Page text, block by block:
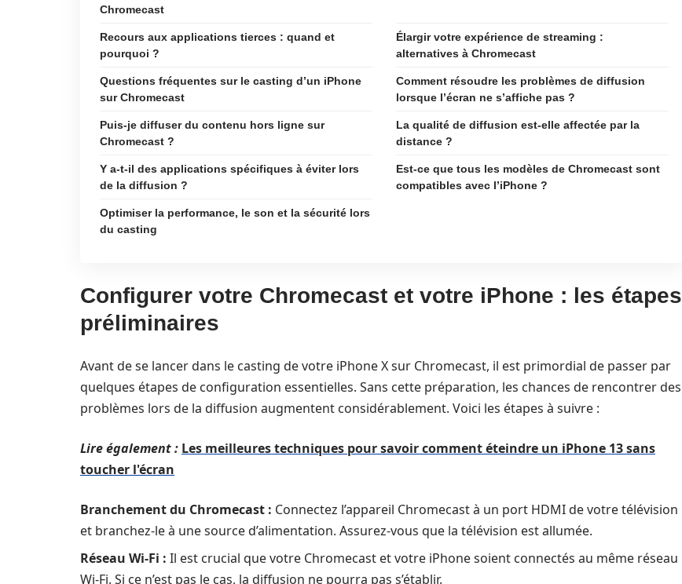
Chromecast
Recours aux applications tierces : quand et
pourquoi ?
Élargir votre expérience de streaming :
alternatives à Chromecast
Questions fréquentes sur le casting d’un iPhone
sur Chromecast
Comment résoudre les problèmes de diffusion
lorsque l’écran ne s’affiche pas ?
Puis-je diffuser du contenu hors ligne sur
Chromecast ?
La qualité de diffusion est-elle affectée par la
distance ?
Y a-t-il des applications spécifiques à éviter lors
de la diffusion ?
Est-ce que tous les modèles de Chromecast sont
compatibles avec l’iPhone ?
Optimiser la performance, le son et la sécurité lors
du casting
Configurer votre Chromecast et votre iPhone : les étapes
préliminaires
Avant de se lancer dans le casting de votre iPhone X sur Chromecast, il est primordial de passer par
quelques étapes de configuration essentielles. Sans cette préparation, les chances de rencontrer des
problèmes lors de la diffusion augmentent considérablement. Voici les étapes à suivre :
Lire également : Les meilleures techniques pour savoir comment éteindre un iPhone 13 sans
toucher l'écran
Branchement du Chromecast : Connectez l’appareil Chromecast à un port HDMI de votre télévision
et branchez-le à une source d’alimentation. Assurez-vous que la télévision est allumée.
Réseau Wi-Fi : Il est crucial que votre Chromecast et votre iPhone soient connectés au même réseau
Wi-Fi. Si ce n’est pas le cas, la diffusion ne pourra pas s’établir.